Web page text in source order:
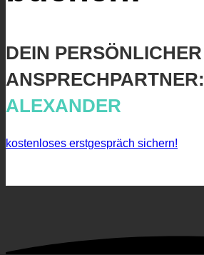
DEIN PERSÖNLICHER
ANSPRECHPARTNER:
ALEXANDER
kostenloses erstgespräch sichern!